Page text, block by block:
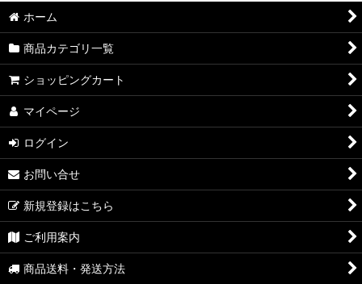
ホーム
商品カテゴリ一覧
ショッピングカート
マイページ
ログイン
お問い合せ
新規登録はこちら
ご利用案内
商品送料・発送方法